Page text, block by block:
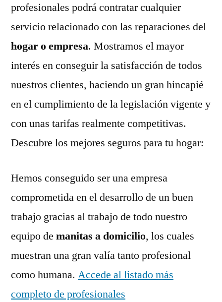
profesionales podrá contratar cualquier
servicio relacionado con las reparaciones del
hogar o empresa. Mostramos el mayor
interés en conseguir la satisfacción de todos
nuestros clientes, haciendo un gran hincapié
en el cumplimiento de la legislación vigente y
con unas tarifas realmente competitivas.
Descubre los mejores seguros para tu hogar:
Hemos conseguido ser una empresa
comprometida en el desarrollo de un buen
trabajo gracias al trabajo de todo nuestro
equipo de manitas a domicilio, los cuales
muestran una gran valía tanto profesional
como humana. Accede al listado más
completo de profesionales